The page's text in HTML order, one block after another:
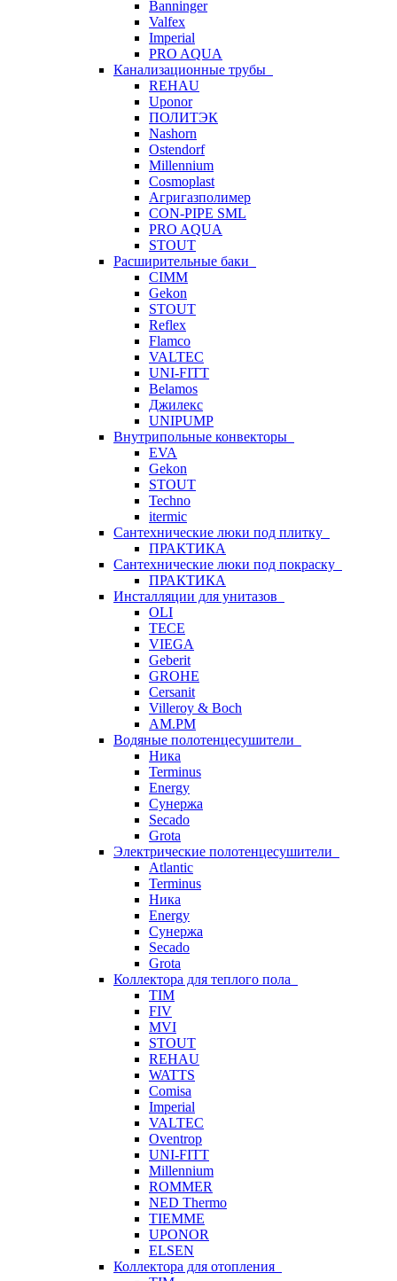
Banninger
Valfex
Imperial
PRO AQUA
Канализационные трубы
REHAU
Uponor
ПОЛИТЭК
Nashorn
Ostendorf
Millennium
Cosmoplast
Агригазполимер
CON-PIPE SML
PRO AQUA
STOUT
Расширительные баки
CIMM
Gekon
STOUT
Reflex
Flamco
VALTEC
UNI-FITT
Belamos
Джилекс
UNIPUMP
Внутрипольные конвекторы
EVA
Gekon
STOUT
Techno
itermic
Сантехнические люки под плитку
ПРАКТИКА
Сантехнические люки под покраску
ПРАКТИКА
Инсталляции для унитазов
OLI
TECE
VIEGA
Geberit
GROHE
Cersanit
Villeroy & Boch
AM.PM
Водяные полотенцесушители
Ника
Terminus
Energy
Сунержа
Secado
Grota
Электрические полотенцесушители
Atlantic
Terminus
Ника
Energy
Сунержа
Secado
Grota
Коллектора для теплого пола
TIM
FIV
MVI
STOUT
REHAU
WATTS
Comisa
Imperial
VALTEC
Oventrop
UNI-FITT
Millennium
ROMMER
NED Thermo
TIEMME
UPONOR
ELSEN
Коллектора для отопления